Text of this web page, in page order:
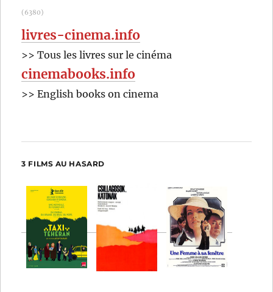
(6380)
livres-cinema.info
>> Tous les livres sur le cinéma
cinemabooks.info
>> English books on cinema
3 FILMS AU HASARD